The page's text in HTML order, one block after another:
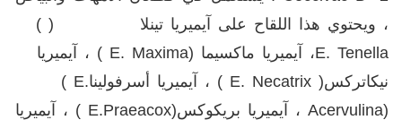
، ويحتوي هذا اللقاح على آيميريا تينلا ( (
E. Tenella، آيميريا ماكسيما ( E. Maxima) ، آيميريا
نيكاتركس( ( E. Necatrix ، آيميريا أسرفولينا( E.
Acervulina) ، آيميريا بريكوكس( E.Praeacox) ، آيميريا